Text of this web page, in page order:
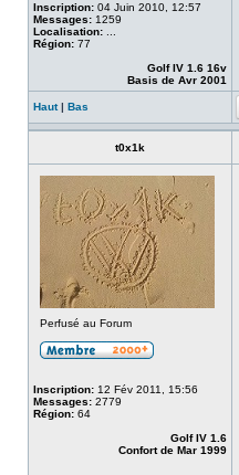
Inscription: 04 Juin 2010, 12:57
Messages: 1259
Localisation:
Région: 77
Golf IV 1.6 16v
Basis de Avr 2001
Haut| Bas
t0x1k
Perfusé au Forum
Inscription: 12 Fév 2011, 15:56
Messages: 2779
Région: 64
Golf IV 1.6
Confort de Mar 1999